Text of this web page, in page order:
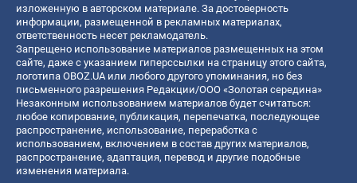
изложенную в авторском материале. За достоверность
информации, размещенной в рекламных материалах,
ответственность несет рекламодатель.
Запрещено использование материалов размещенных на этом
сайте, даже с указанием гиперссылки на страницу этого сайта,
логотипа OBOZ.UA или любого другого упоминания, но без
письменного разрешения Редакции/ООО «Золотая середина»
Незаконным использованием материалов будет считаться:
любое копирование, публикация, перепечатка, последующее
распространение, использование, переработка с
использованием, включением в состав других материалов,
распространение, адаптация, перевод и другие подобные
изменения материала.